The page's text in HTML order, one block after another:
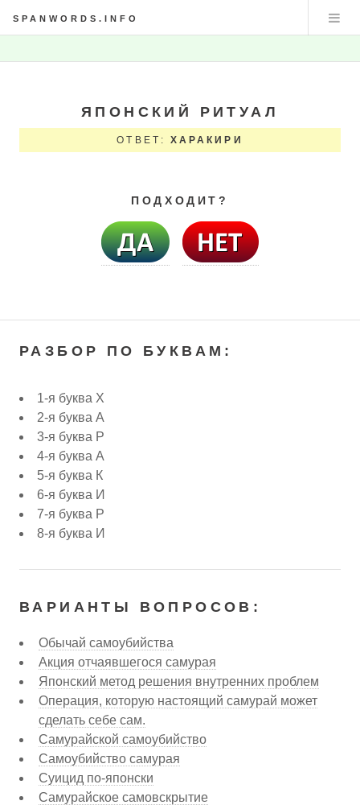
SPANWORDS.INFO
ЯПОНСКИЙ РИТУАЛ
ОТВЕТ: ХАРАКИРИ
ПОДХОДИТ?
РАЗБОР ПО БУКВАМ:
1-я буква Х
2-я буква А
3-я буква Р
4-я буква А
5-я буква К
6-я буква И
7-я буква Р
8-я буква И
ВАРИАНТЫ ВОПРОСОВ:
Обычай самоубийства
Акция отчаявшегося самурая
Японский метод решения внутренних проблем
Операция, которую настоящий самурай может
сделать себе сам.
Самурайской самоубийство
Самоубийство самурая
Суицид по-японски
Самурайское самовскрытие